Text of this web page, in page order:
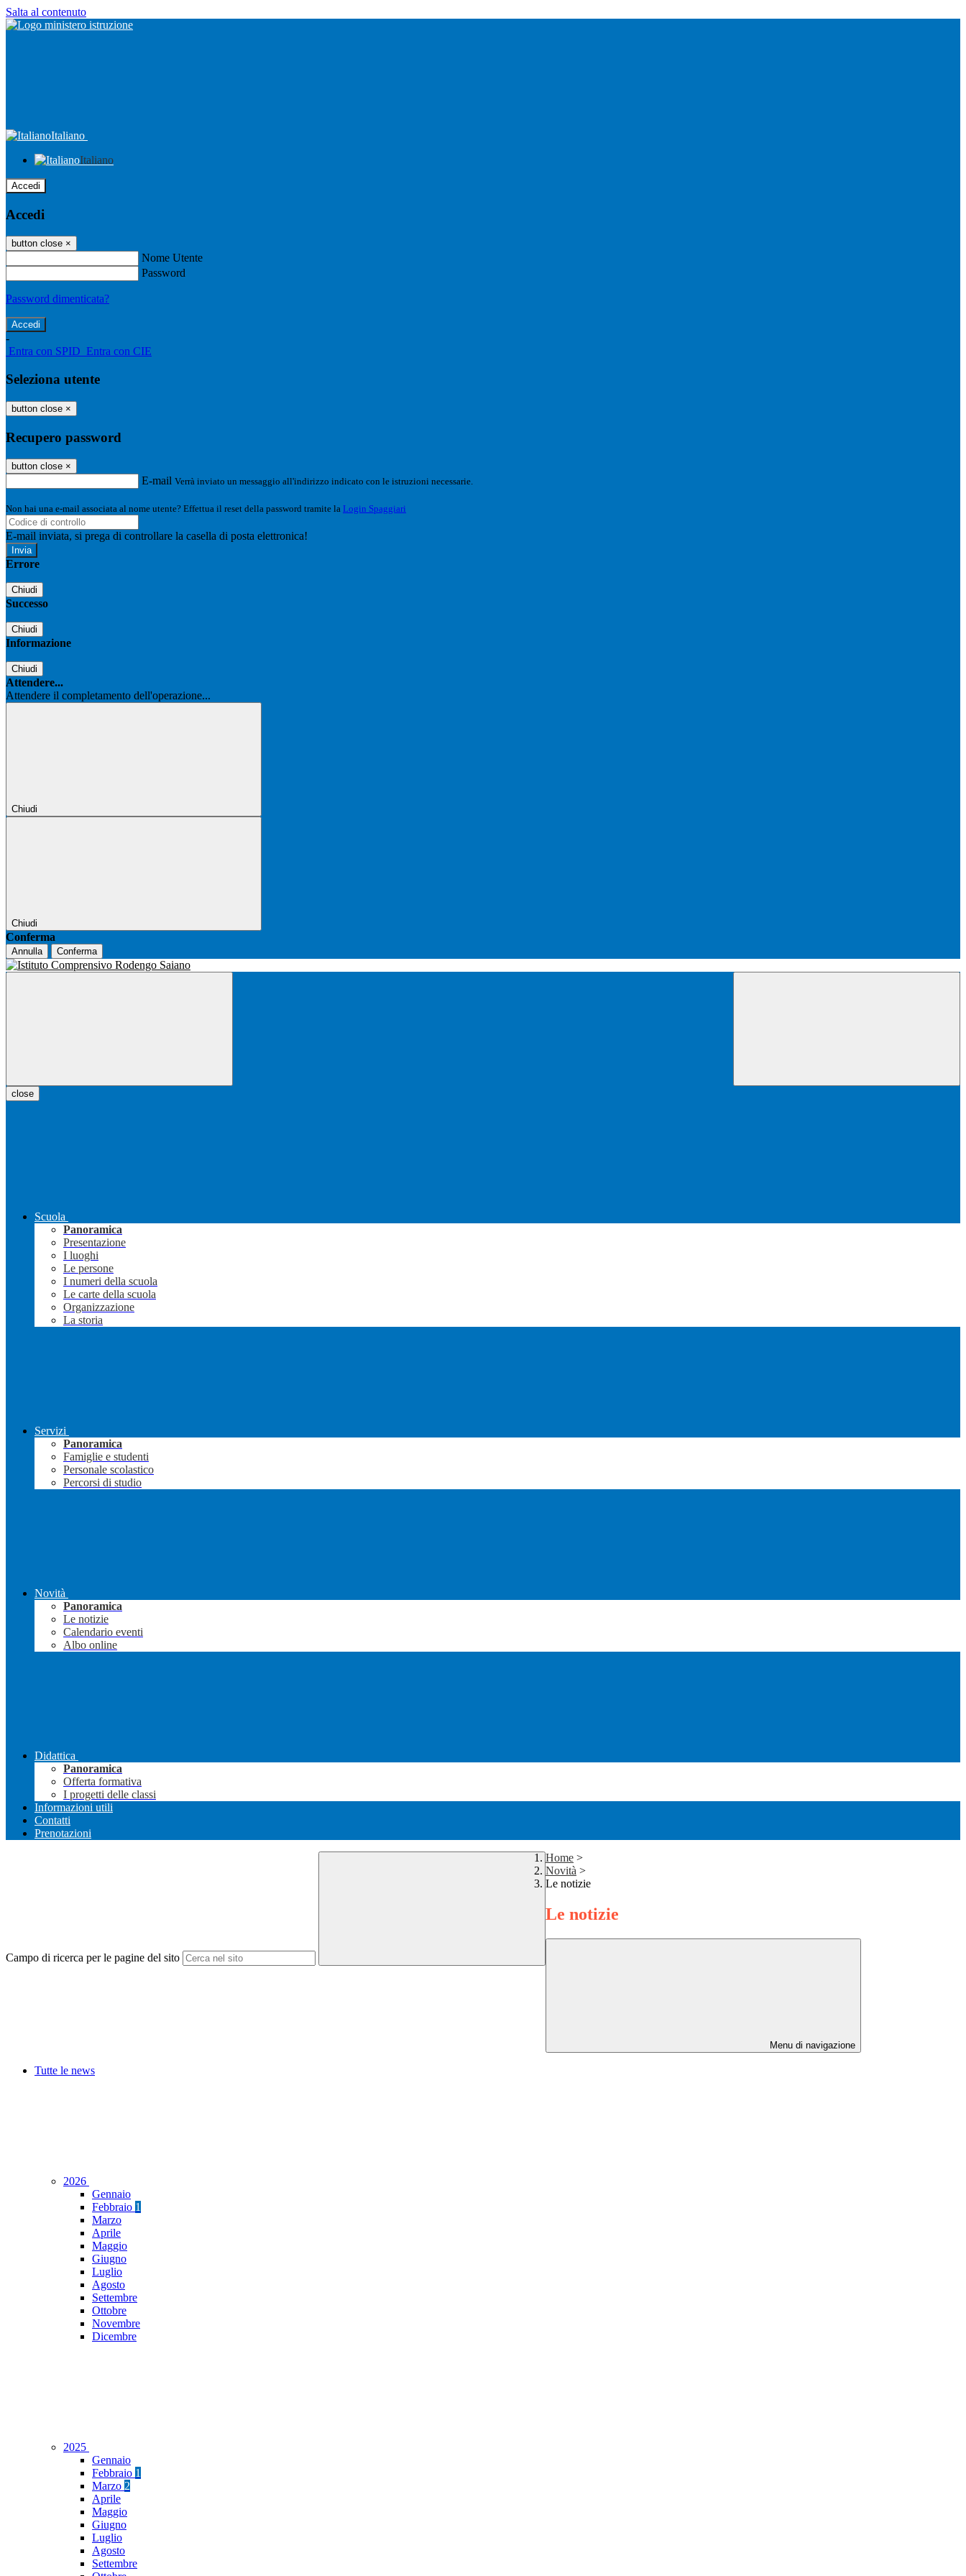
Salta al contenuto
Italiano
Italiano
Accedi
Accedi
button close ×
Nome Utente
Password
Password dimenticata?
-
Entra con SPID Entra con CIE
Seleziona utente
button close ×
Recupero password
button close ×
E-mail Verrà inviato un messaggio all'indirizzo indicato con le istruzioni necessarie.
Non hai una e-mail associata al nome utente? Effettua il reset della password tramite la Login Spaggiari
E-mail inviata, si prega di controllare la casella di posta elettronica!
Errore
Chiudi
Successo
Chiudi
Informazione
Chiudi
Attendere...
Attendere il completamento dell'operazione...
Chiudi
Chiudi
Conferma
Annulla Conferma
close
Scuola
Panoramica
Presentazione
I luoghi
Le persone
I numeri della scuola
Le carte della scuola
Organizzazione
La storia
Servizi
Panoramica
Famiglie e studenti
Personale scolastico
Percorsi di studio
Novità
Panoramica
Le notizie
Calendario eventi
Albo online
Didattica
Panoramica
Offerta formativa
I progetti delle classi
Informazioni utili
Contatti
Prenotazioni
Campo di ricerca per le pagine del sito
Home >
Novità >
Le notizie
Le notizie
Menu di navigazione
Tutte le news
2026
Gennaio
Febbraio 1
Marzo
Aprile
Maggio
Giugno
Luglio
Agosto
Settembre
Ottobre
Novembre
Dicembre
2025
Gennaio
Febbraio 1
Marzo 2
Aprile
Maggio
Giugno
Luglio
Agosto
Settembre